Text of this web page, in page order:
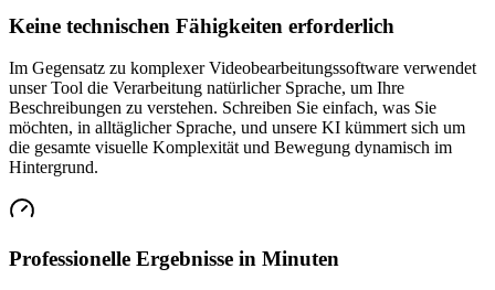
Keine technischen Fähigkeiten erforderlich
Im Gegensatz zu komplexer Videobearbeitungssoftware verwendet
unser Tool die Verarbeitung natürlicher Sprache, um Ihre
Beschreibungen zu verstehen. Schreiben Sie einfach, was Sie
möchten, in alltäglicher Sprache, und unsere KI kümmert sich um
die gesamte visuelle Komplexität und Bewegung dynamisch im
Hintergrund.
Professionelle Ergebnisse in Minuten